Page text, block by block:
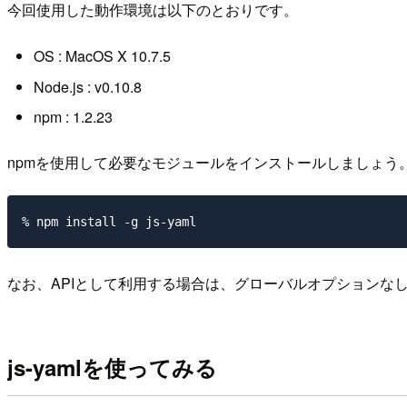
今回使用した動作環境は以下のとおりです。
OS : MacOS X 10.7.5
Node.js : v0.10.8
npm : 1.2.23
npmを使用して必要なモジュールをインストールしましょう。
なお、APIとして利用する場合は、グローバルオプションな
js-yamlを使ってみる